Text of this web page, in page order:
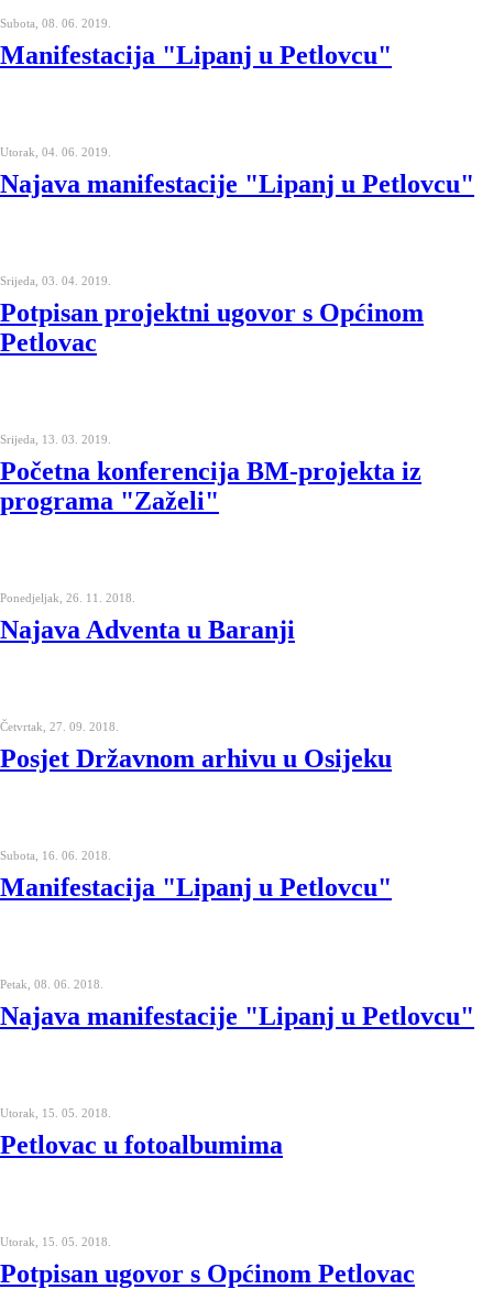
Subota, 08. 06. 2019.
Manifestacija "Lipanj u Petlovcu"
Utorak, 04. 06. 2019.
Najava manifestacije "Lipanj u Petlovcu"
Srijeda, 03. 04. 2019.
Potpisan projektni ugovor s Općinom
Petlovac
Srijeda, 13. 03. 2019.
Početna konferencija BM-projekta iz
programa "Zaželi"
Ponedjeljak, 26. 11. 2018.
Najava Adventa u Baranji
Četvrtak, 27. 09. 2018.
Posjet Državnom arhivu u Osijeku
Subota, 16. 06. 2018.
Manifestacija "Lipanj u Petlovcu"
Petak, 08. 06. 2018.
Najava manifestacije "Lipanj u Petlovcu"
Utorak, 15. 05. 2018.
Petlovac u fotoalbumima
Utorak, 15. 05. 2018.
Potpisan ugovor s Općinom Petlovac